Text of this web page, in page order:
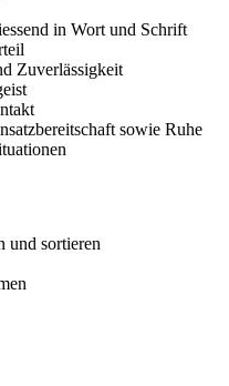
in Wort und Schrift
Zuverlässigkeit
sowie Ruhe
und sortieren